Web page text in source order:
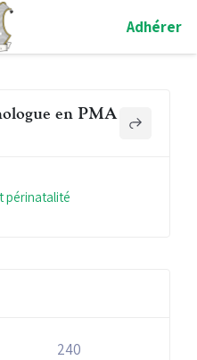
Adhérer
en PMA
périnatalité
240